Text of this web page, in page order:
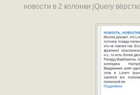
новости в 2 колонки jQuery